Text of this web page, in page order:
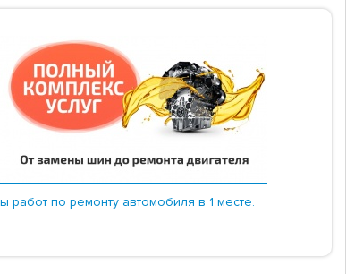
работ по ремонту автомобиля в 1 месте.